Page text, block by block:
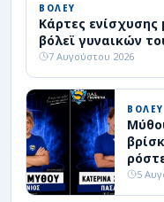
ΒΟΛΕΥ
Κάρτες
βόλεϊ γυναικών
7 Αυγούστου 2026
ΒΟΛΕΥ
5